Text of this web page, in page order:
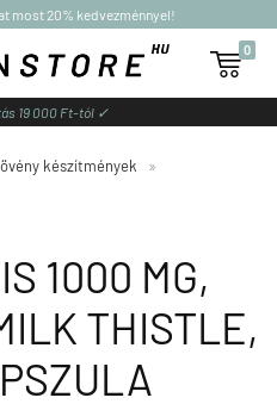
most 20% kedvezménnyel!

0
19 000 Ft-tól ✓
készítmények »
1000 MG,
THISTLE,